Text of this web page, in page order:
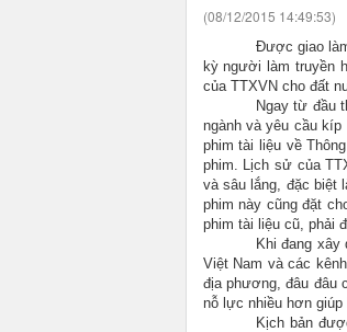
(08/12/2015 14:49:53)
Được giao
kỳ người làm truyền
của TTXVN cho đất
Ngay từ đầu
ngành và yêu cầu
phim tài liệu về
phim. Lịch sử của
và sâu lắng, đặc biệt
phim này cũng đặt
phim tài liệu cũ, phải
Khi đang
Việt Nam và các
địa phương, đâu đâu
nỗ lực nhiều hơn
Kịch bản